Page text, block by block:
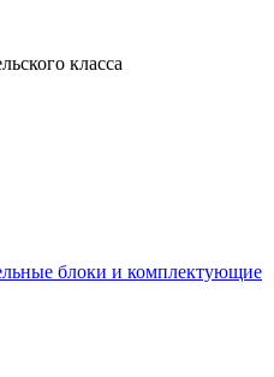
класса
блоки и комплектующие